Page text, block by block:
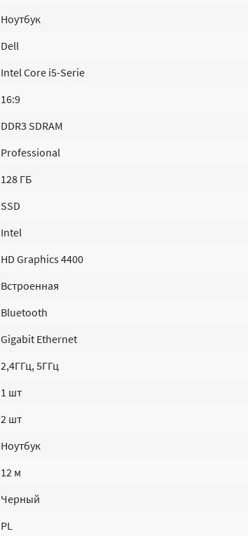
Ноутбук
Dell
Intel Core i5-Serie
16:9
DDR3 SDRAM
Professional
128 ГБ
SSD
Intel
HD Graphics 4400
Встроенная
Bluetooth
Gigabit Ethernet
2,4ГГц, 5ГГц
1 шт
2 шт
Ноутбук
12 м
Черный
PL